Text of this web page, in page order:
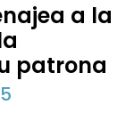
a la
patrona